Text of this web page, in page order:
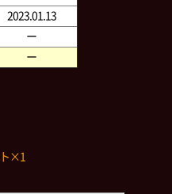
2023.01.13
ー
ー
ト×1